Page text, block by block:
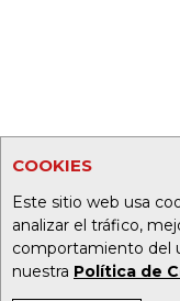
COOKIES
Este sitio web usa
analizar el tráfico,
comportamiento del
nuestra Política de